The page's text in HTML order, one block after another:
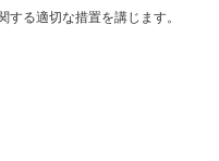
る適切な措置を講じます。